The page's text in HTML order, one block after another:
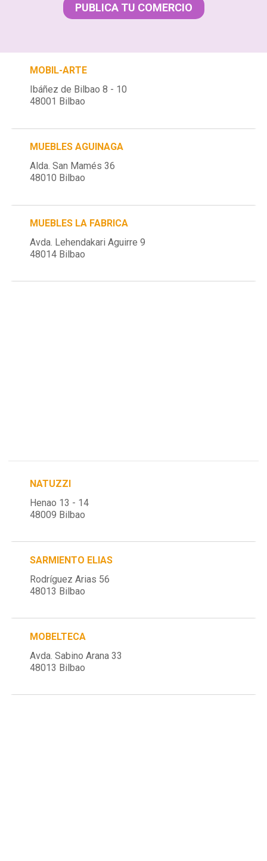
PUBLICA TU COMERCIO
MOBIL-ARTE
Ibáñez de Bilbao 8 - 10
48001 Bilbao
MUEBLES AGUINAGA
Alda. San Mamés 36
48010 Bilbao
MUEBLES LA FABRICA
Avda. Lehendakari Aguirre 9
48014 Bilbao
NATUZZI
Henao 13 - 14
48009 Bilbao
SARMIENTO ELIAS
Rodríguez Arias 56
48013 Bilbao
MOBELTECA
Avda. Sabino Arana 33
48013 Bilbao